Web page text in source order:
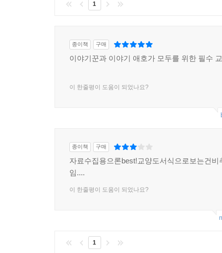
1
종이책 구매
이야기꾼과 이야기 애호가 모두를 위한 필수
이 한줄평이 도움이 되었나요?
종이책 구매
자료수집용으론best!교양도서식으로보는건비
임....
이 한줄평이 도움이 되었나요?
1